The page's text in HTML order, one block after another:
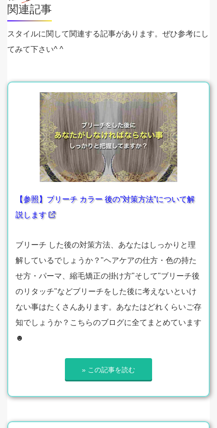
関連記事
スタイルに関して関連する記事があります。ぜひ参考にし
てみて下さい^ ^
【参照】ブリーチ カラー 後の”対策方法”について解
説します
ブリーチ した後の対策方法、あなたはしっかりと理
解しているでしょうか？"ヘアケアの仕方・色の持た
せ方・パーマ、縮毛矯正の掛け方"そして"ブリーチ後
のリタッチ"などブリーチをした後に考えないといけ
ない事はたくさんあります。あなたはどれくらいご存
知でしょうか？こちらのブログに全てまとめています
☻
» この記事を読む